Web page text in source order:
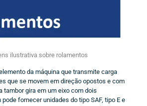
ilustrativa sobre rolamentos
da máquina que transmite carga
que se movem em direção opostos e com
tambor gira em um eixo com dois
fornecer unidades do tipo SAF, tipo E e